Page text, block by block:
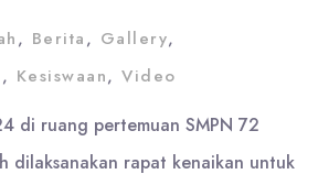
, Berita, Gallery,
, Kesiswaan, Video
di ruang pertemuan SMPN 72
dilaksanakan rapat kenaikan untuk